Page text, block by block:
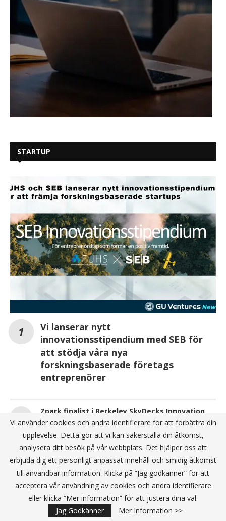
STARTUP
Vi lanserar nytt
innovationsstipendium med SEB för
att stödja våra nya
forskningsbaserade företags
entreprenörer
Zpark finalist i Berkeley SkyDecks Innovation
Partner Program pitch showcase
GoWest 2025 ska hållas i Skandinaviens högsta
byggnad – Karlatornet!
ANNONS
Vi använder cookies och andra identifierare för att förbättra din
upplevelse. Detta gör att vi kan säkerställa din åtkomst,
analysera ditt besök på vår webbplats. Det hjälper oss att
erbjuda dig ett personligt anpassat innehåll och smidig åtkomst
till användbar information. Klicka på ”Jag godkänner” för att
acceptera vår användning av cookies och andra identifierare
eller klicka ”Mer information” för att justera dina val.
Jag Godkänner
Mer Information >>